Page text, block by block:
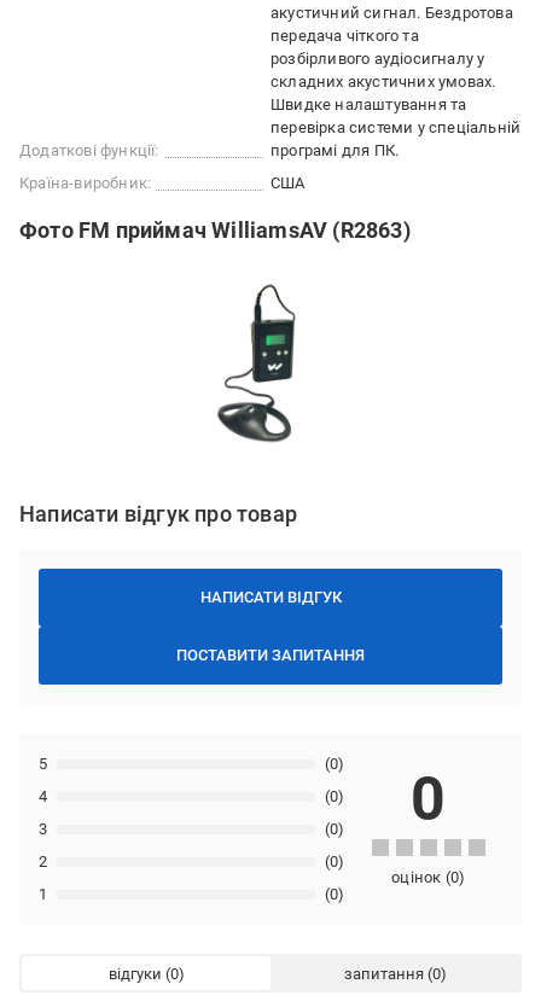
Додаткові функції:
акустичний сигнал. Бездротова
передача чіткого та
розбірливого аудіосигналу у
складних акустичних умовах.
Швидке налаштування та
перевірка системи у спеціальній
програмі для ПК.
Країна-виробник:
США
Фото FM приймач WilliamsAV (R2863)
Написати відгук про товар
НАПИСАТИ ВІДГУК
ПОСТАВИТИ ЗАПИТАННЯ
1 (0)
2 (0)
3 (0)
4 (0)
5 (0)
0
оцінок (0)
відгуки запитання